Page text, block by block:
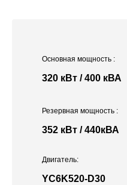
Основная мощность :
320 кВт / 400 кВА
Двигатель:
YC6K520-D30
Резервная мощность :
352 кВт / 440кВА